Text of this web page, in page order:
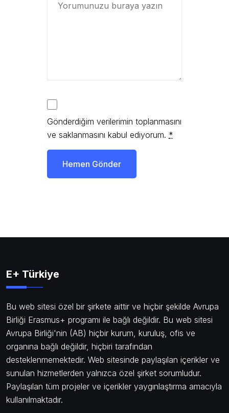
Gönderdiğim verilerimin toplanmasını
ve saklanmasını kabul ediyorum. *
Hemen Gönder
E+ Türkiye
Bu web sitesi özel bir şirkete aittir ve hiçbir şekilde Avrupa
Birliği Erasmus+ programı ile bağlı değildir. Bu web sitesi
Avrupa Birliği'nin (AB) hiçbir kurum, kuruluş, ofis ve
organına bağlı değildir, hiçbiri tarafından
desteklenmemektedir. Web sitesinde paylaşılan içerikler ve
sunulan hizmetlerden yalnızca özel şirket sorumludur.
Paylaşılan tüm projeler ve içerikler yaygınlaştırma amacıyla
kullanılmaktadır.